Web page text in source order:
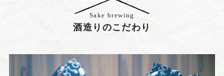
Sake brewing
酒造りのこだわり